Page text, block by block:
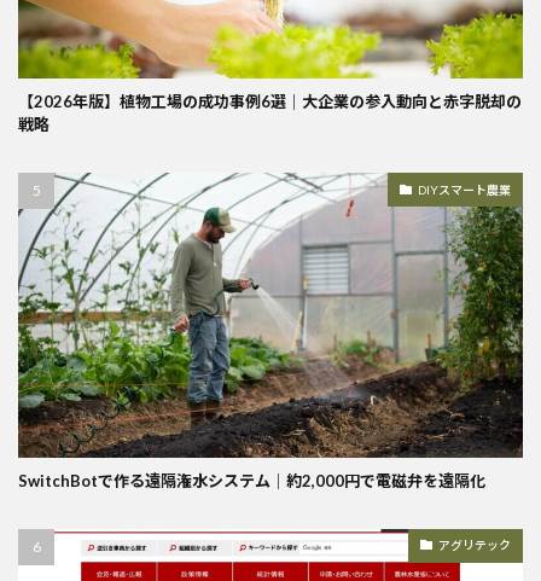
【2026年版】植物工場の成功事例6選｜大企業の参入動向と赤字脱却の
戦略
DIYスマート農業
SwitchBotで作る遠隔潅水システム｜約2,000円で電磁弁を遠隔化
アグリテック